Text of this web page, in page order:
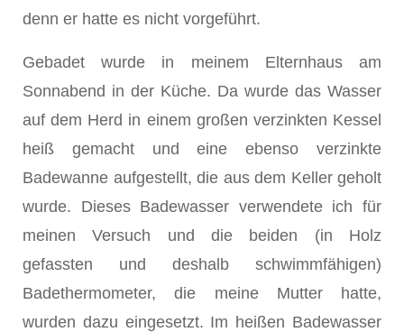
denn er hatte es nicht vorgeführt.
Gebadet wurde in meinem Elternhaus am
Sonnabend in der Küche. Da wurde das Wasser
auf dem Herd in einem großen verzinkten Kessel
heiß gemacht und eine ebenso verzinkte
Badewanne aufgestellt, die aus dem Keller geholt
wurde. Dieses Badewasser verwendete ich für
meinen Versuch und die beiden (in Holz
gefassten und deshalb schwimmfähigen)
Badethermometer, die meine Mutter hatte,
wurden dazu eingesetzt. Im heißen Badewasser